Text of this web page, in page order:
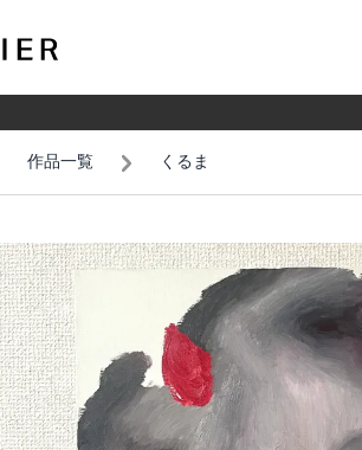
作品一覧 くるま